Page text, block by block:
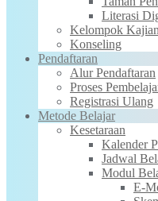
Literasi
Kelompok
Konseling
Pendaftaran
Alur Pendaftaran
Proses
Registrasi Ulang
Metode Belajar
Kesetaraan
Kalender
Jadwal
Modul
E-